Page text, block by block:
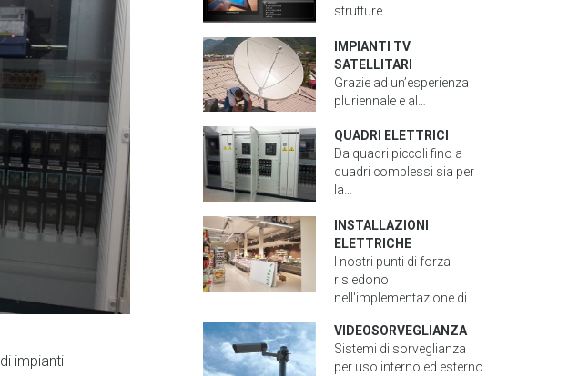
impianti
strutture…
IMPIANTI TV
SATELLITARI
Grazie ad un’esperienza
pluriennale e al…
QUADRI ELETTRICI
Da quadri piccoli fino a
quadri complessi sia per
la…
INSTALLAZIONI
ELETTRICHE
I nostri punti di forza
risiedono
nell'implementazione di…
VIDEOSORVEGLIANZA
Sistemi di sorveglianza
per uso interno ed esterno